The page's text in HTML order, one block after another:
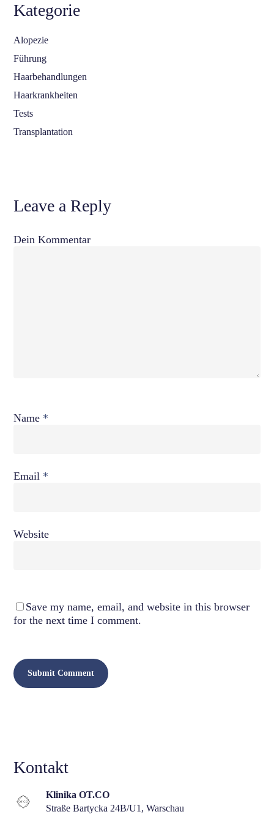
Kategorie
Alopezie
Führung
Haarbehandlungen
Haarkrankheiten
Tests
Transplantation
Leave a Reply
Dein Kommentar
Name *
Email *
Website
Save my name, email, and website in this browser
for the next time I comment.
Kontakt
Klinika OT.CO
Straße Bartycka 24B/U1, Warschau